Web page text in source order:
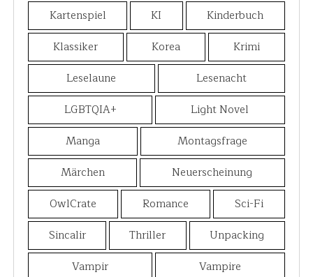
Kartenspiel
KI
Kinderbuch
Klassiker
Korea
Krimi
Leselaune
Lesenacht
LGBTQIA+
Light Novel
Manga
Montagsfrage
Märchen
Neuerscheinung
OwlCrate
Romance
Sci-Fi
Sincalir
Thriller
Unpacking
Vampir
Vampire